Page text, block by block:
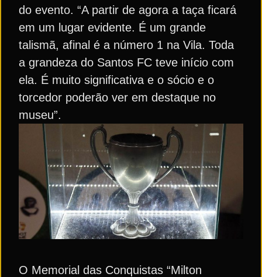
do evento. “A partir de agora a taça ficará
em um lugar evidente. É um grande
talismã, afinal é a número 1 na Vila. Toda
a grandeza do Santos FC teve início com
ela. É muito significativa e o sócio e o
torcedor poderão ver em destaque no
museu”.
O Memorial das Conquistas “Milton